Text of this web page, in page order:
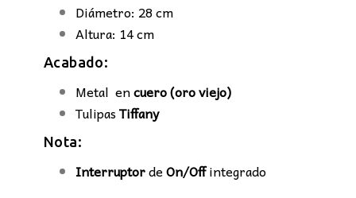
Diámetro: 28 cm
Altura: 14 cm
Acabado:
Metal encuero (oro viejo)
TulipasTiffany
Nota:
InterruptordeOn/Offintegrado